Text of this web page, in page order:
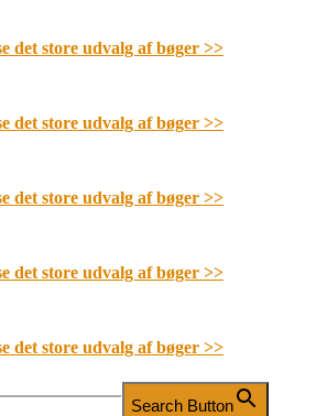
det store udvalg af bøger >>
det store udvalg af bøger >>
det store udvalg af bøger >>
det store udvalg af bøger >>
det store udvalg af bøger >>
Search Button